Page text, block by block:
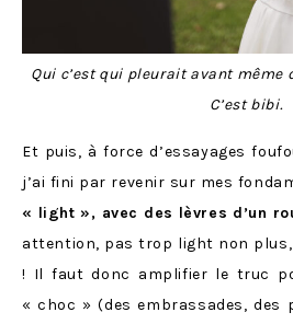
Qui c’est qui pleurait avant même
C’est bibi.
Et puis, à force d’essayages
j’ai fini par revenir sur mes
« light », avec des lèvres d’un
attention, pas trop light non plus,
! Il faut donc amplifier le truc
« choc » (des embrassades, des